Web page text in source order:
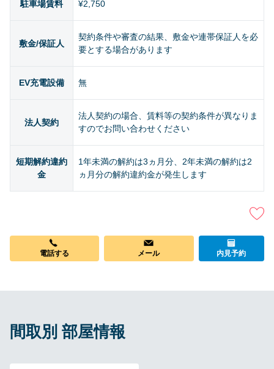
駐車場賃料 ¥2,750
敷金/保証人
契約条件や審査の結果、敷金や連帯保証人を必
要とする場合があります
EV充電設備 無
法人契約
法人契約の場合、賃料等の契約条件が異なりま
すのでお問い合わせください
短期解約違約
金
1年未満の解約は3ヵ月分、2年未満の解約は2
ヵ月分の解約違約金が発生します
電話する メール 内見予約
間取別 部屋情報